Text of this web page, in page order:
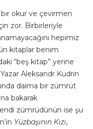
okur ve çevirmen
zor. Birbirleriyle
hepimiz
kitaplar benim
“beş kitap” yerine
Aleksandr Kudrin
daima bir zümrüt
bakarak
zümrüdünün ise şu
Yüzbaşının Kızı,